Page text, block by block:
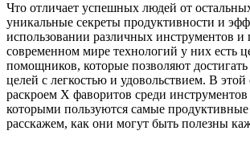
Что отличает успешных людей от
уникальные секреты продуктивности и
использовании различных инструментов
современном мире технологий у них есть
помощников, которые позволяют
целей с легкостью и удовольствием. В этой
раскроем Х фаворитов среди
которыми пользуются самые
расскажем, как они могут быть полезны